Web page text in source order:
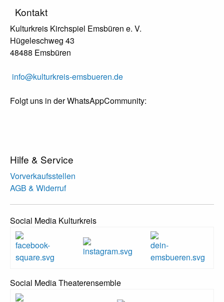
Kontakt
Kulturkreis Kirchspiel Emsbüren e. V.
Hügeleschweg 43
48488 Emsbüren
info@kulturkreis-emsbueren.de
Folgt uns in der WhatsAppCommunity:
Hilfe & Service
Vorverkaufsstellen
AGB & Widerruf
Social Media Kulturkreis
Social Media Theaterensemble